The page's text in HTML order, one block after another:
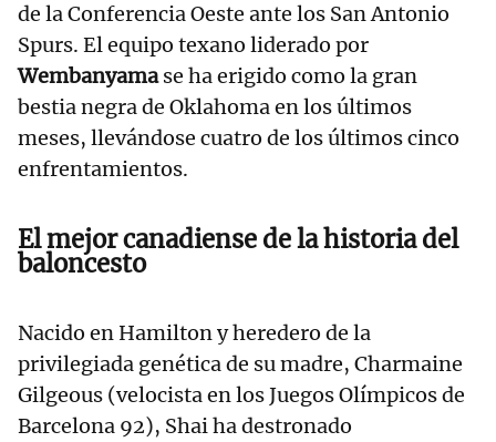
de la Conferencia Oeste ante los San Antonio
Spurs. El equipo texano liderado por
Wembanyamase ha erigido como la gran
bestia negra de Oklahoma en los últimos
meses, llevándose cuatro de los últimos cinco
enfrentamientos.
El mejor canadiense de la historia del
baloncesto
Nacido en Hamilton y heredero de la
privilegiada genética de su madre, Charmaine
Gilgeous (velocista en los Juegos Olímpicos de
Barcelona 92), Shai ha destronado